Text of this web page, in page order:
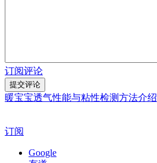
订阅评论
暖宝宝透气性能与粘性检测方法介绍
订阅
Google